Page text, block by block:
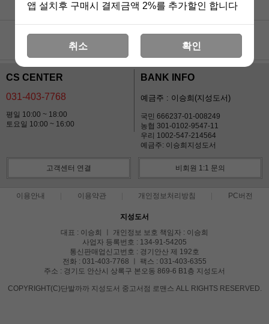
공지사항 카톡상담 Q&A 멤버쉽
VIP 게시판
CS CENTER
031-403-7768
평일 10:00 ~ 18:00
토요일 10:00 ~ 16:00
BANK INFO
예금주 : 이승희(지성도서)
국민 666237-01-008249
농협 301-0102-9547-11
우리 1002-547-214564
예금주: 이승희지성도서
고객센터 연결 비회원 1:1 문의
이용안내 이용약관 개인정보처리방침 PC버전
지성도서
대표 : 이승희 ㅣ 개인정보 보호 책임자 : 이승희
사업자 등록번호 : 134-91-54205
통신판매업신고번호 : 경기안산 제 192호
전화 : 031-403-7768 ㅣ 팩스 : 031-403-6355
주소 : 경기도 안산시 상록구 본오동 869-6 B1층 지성도서
COPYRIGHT(C)단발까까 지성도서 중고서점 로맨스 ALL RIGHTS RESERVED.
앱 설치후 구매시 결제금액 2%를 추가할인 합니다
취소 확인